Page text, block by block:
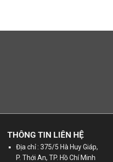
THÔNG TIN LIÊN HỆ
Địa chỉ : 375/5 Hà Huy Giáp,
P. Thới An, TP. Hồ Chí Minh